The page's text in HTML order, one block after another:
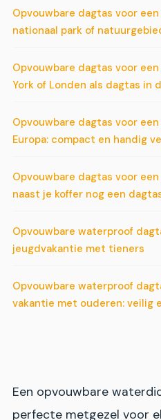
Opvouwbare dagtas voor
nationaal park of
Opvouwbare dagtas voor
York of Londen als dagtas in
Opvouwbare dagtas voor
Europa: compact en handig
Opvouwbare dagtas voor
naast je koffer nog een
Opvouwbare waterproof
jeugdvakantie met tieners
Opvouwbare waterproof
vakantie met ouderen: veilig
Een opvouwbare
perfecte metgezel voor